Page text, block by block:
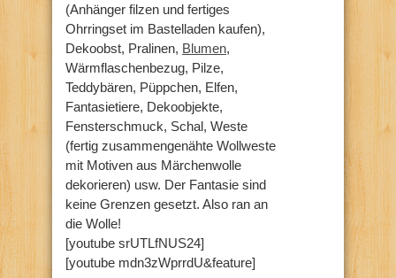
(Anhänger filzen und fertiges
Ohrringset im Bastelladen kaufen),
Dekoobst, Pralinen, Blumen,
Wärmflaschenbezug, Pilze,
Teddybären, Püppchen, Elfen,
Fantasietiere, Dekoobjekte,
Fensterschmuck, Schal, Weste
(fertig zusammengenähte Wollweste
mit Motiven aus Märchenwolle
dekorieren) usw. Der Fantasie sind
keine Grenzen gesetzt. Also ran an
die Wolle!
[youtube srUTLfNUS24]
[youtube mdn3zWprrdU&feature]